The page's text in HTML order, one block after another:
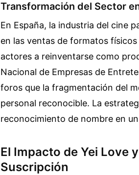
Transformación del Sector
En España, la industria del cine
en las ventas de formatos
actores a reinventarse como
Nacional de Empresas de
foros que la fragmentación del
personal reconocible. La
reconocimiento de nombre en
El Impacto de Yei Love
Suscripción